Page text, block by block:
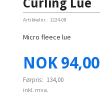
Curling Lue
Artikkelnr.: 1224-08
Micro fleece lue
Tilbud
NOK 94,00
Førpris: 134,00
inkl. mva.